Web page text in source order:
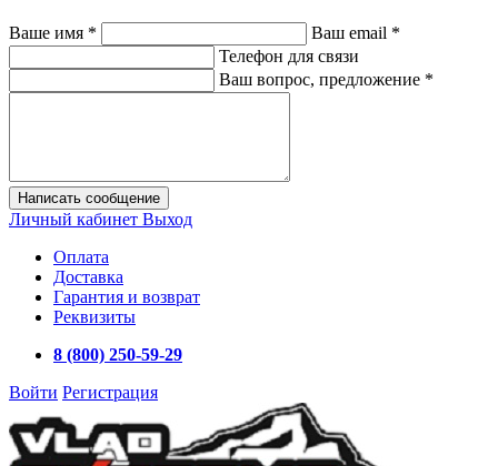
Ваше имя * Ваш email *
Телефон для связи
Ваш вопрос, предложение *
Написать сообщение
Личный кабинет Выход
Оплата
Доставка
Гарантия и возврат
Реквизиты
8 (800) 250-59-29
Войти Регистрация